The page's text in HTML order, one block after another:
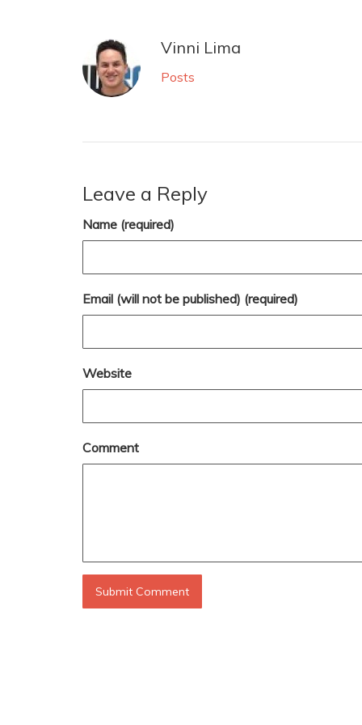
Vinni Lima
Posts
Leave a Reply
Name (required)
Email (will not be published) (required)
Website
Comment